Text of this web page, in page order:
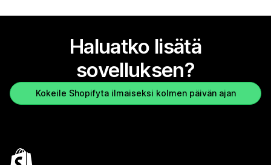
Haluatko lisätä
sovelluksen?
Kokeile Shopifyta ilmaiseksi kolmen päivän ajan